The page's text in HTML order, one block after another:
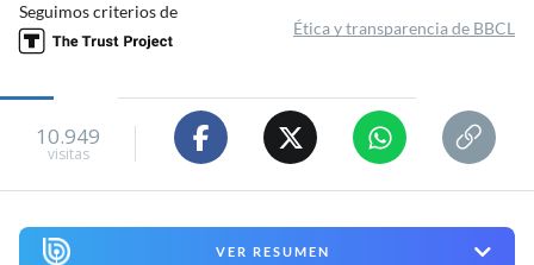
Seguimos criterios de
Ética y transparencia de BBCL
10.949
visitas
VER RESUMEN